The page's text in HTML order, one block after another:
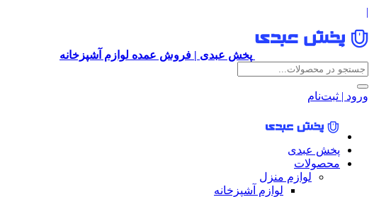
|
پخش عبدی | فروش عمده لوازم آشپزخانه
ورود | ثبت‌نام
پخش عبدی
محصولات
لوازم منزل
لوازم آشپزخانه